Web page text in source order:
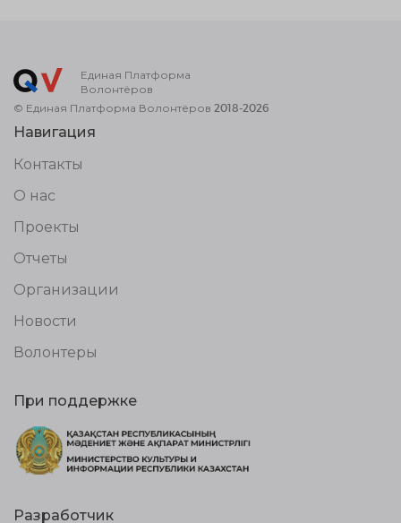
Единая Платформа
Волонтёров
© Единая Платформа Волонтёров 2018-2026
Навигация
Контакты
О нас
Проекты
Отчеты
Организации
Новости
Волонтеры
При поддержке
Разработчик